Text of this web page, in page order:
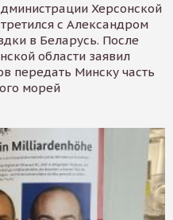
Херсонской
с Александром
в Беларусь. После
области заявил
передать Минску часть
морей